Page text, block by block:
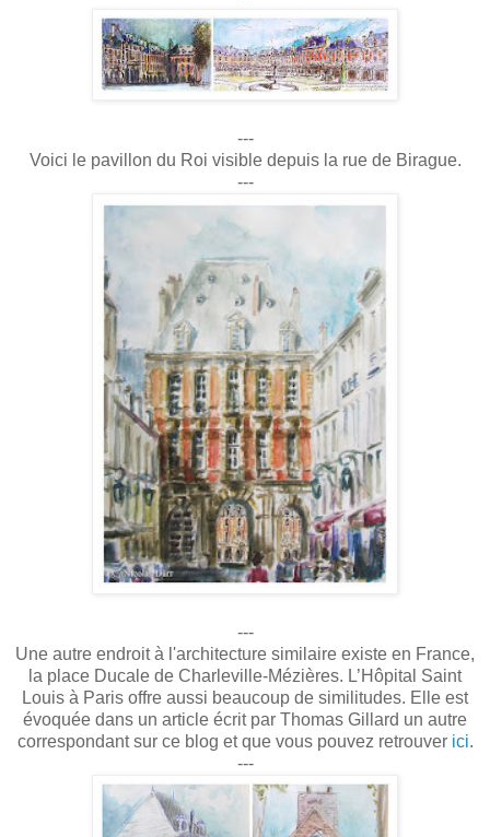
---
Voici le pavillon du Roi visible depuis la rue de Birague.
---
---
Une autre endroit à l'architecture similaire existe en France,
la place Ducale de Charleville-Mézières. L’Hôpital Saint
Louis à Paris offre aussi beaucoup de similitudes. Elle est
évoquée dans un article écrit par Thomas Gillard un autre
correspondant sur ce blog et que vous pouvez retrouver ici.
---